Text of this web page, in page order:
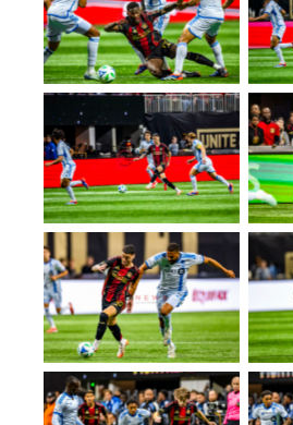
No Caption
No Caption
No Caption